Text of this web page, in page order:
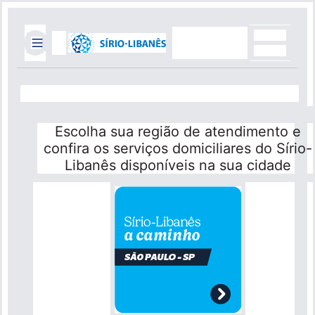
para
conteúdo
principal
Top
Header
Menu
Mobile
Quick
Links
Faça uma doação
Portal do Paciente
Escolha sua região de atendimento e
confira os serviços domiciliares do Sírio-
Libanês disponíveis na sua cidade